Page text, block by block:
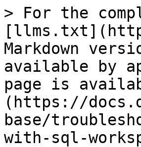
> For the
Markdown
available by
page is
(https://
base/
with-sql-